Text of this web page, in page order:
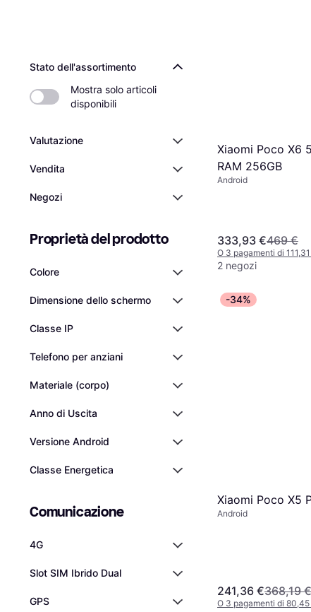
Stato dell'assortimento
Mostra solo articoli
disponibili
Valutazione
Vendita
Negozi
Proprietà del prodotto
Colore
Dimensione dello schermo
Classe IP
Telefono per anziani
Materiale (corpo)
Anno di Uscita
Versione Android
Classe Energetica
Comunicazione
4G
Slot SIM Ibrido Dual
GPS
Xiaomi Poco X6
RAM 256GB
Android
333,93 €469 €
O 3 pagamenti di
2 negozi
-34%
Xiaomi Poco X5
Android
241,36 €368,19 €
O 3 pagamenti di